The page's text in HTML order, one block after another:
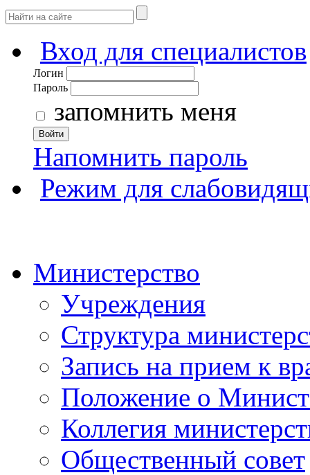
Вход для специалистов
Логин
Пароль
запомнить меня
Войти
Напомнить пароль
Режим для
Министерство
Учреждения
Структура
Запись на прием к
Положение о
Коллегия
Общественный совет